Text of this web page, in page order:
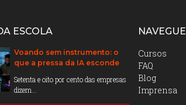
ESCOLA
Voando sem instrumento: o
que a pressa da IA esconde
Setenta e oito por cento das empresas
dizem...
NAVEGUE
Cursos
FAQ
Blog
Imprensa